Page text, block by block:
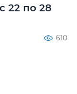
22 по 28
610